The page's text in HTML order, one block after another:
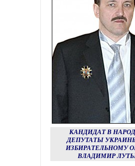
КАНДИДАТ В
ДЕПУТАТЫ
ИЗБИРАТЕЛЬНОМУ
ВЛАДИМИР